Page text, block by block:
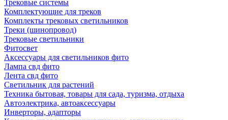
Трековые системы
Комплектующие для треков
Комплекты трековых светильников
Треки (шинопровод)
Трековые светильники
Фитосвет
Аксессуары для светильников фито
Лампа свд фито
Лента свд фито
Светильник для растений
Техника бытовая, товары для сада, туризма, отдыха
Автоэлектрика, автоаксессуары
Инверторы, адапторы